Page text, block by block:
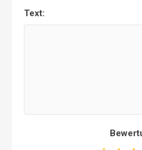
Text: